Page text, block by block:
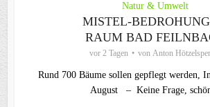
Natur & Umwelt
MISTEL-
RAUM BAD
vor 2 Tagen von Anton
Rund 700 Bäume sollen gepflegt werden,
August – Keine Frage,